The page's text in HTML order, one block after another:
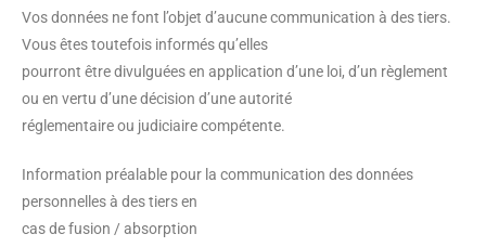
Vos données ne font l’objet d’aucune communication à des tiers.
Vous êtes toutefois informés qu’elles
pourront être divulguées en application d’une loi, d’un règlement
ou en vertu d’une décision d’une autorité
réglementaire ou judiciaire compétente.
Information préalable pour la communication des données
personnelles à des tiers en
cas de fusion / absorption